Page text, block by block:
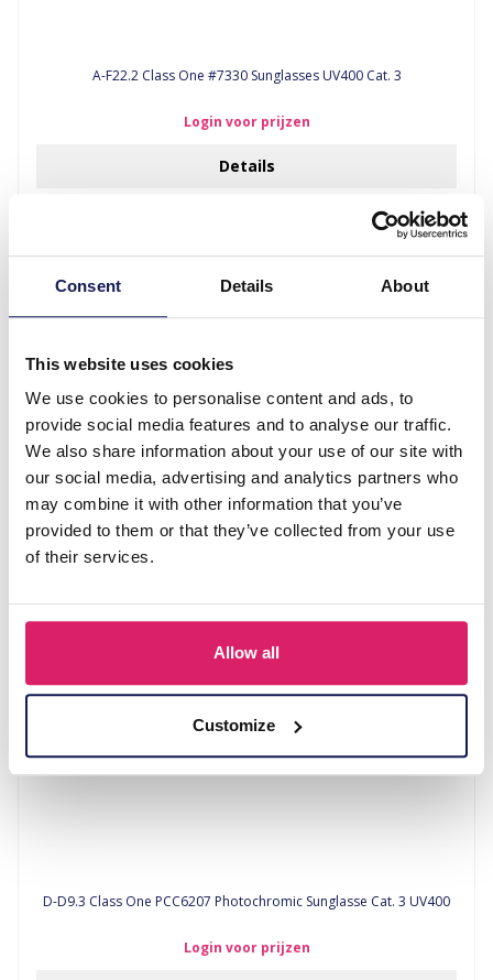
Consent Details About
This website uses cookies
We use cookies to personalise content and ads, to
provide social media features and to analyse our traffic.
We also share information about your use of our site with
our social media, advertising and analytics partners who
may combine it with other information that you’ve
provided to them or that they’ve collected from your use
of their services.
Allow all
Customize
A-F22.2 Class One #7330 Sunglasses UV400 Cat. 3
Login voor prijzen
Details
A-D16.1 Class One #7330 Sunglasses UV400 Cat. 3
Login voor prijzen
D-D9.3 Class One PCC6207 Photochromic Sunglasse Cat. 3 UV400
Login voor prijzen